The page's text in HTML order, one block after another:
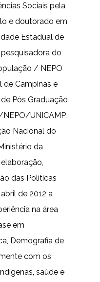
Sociais pela
e doutorado em
Estadual de
do
/ NEPO
de Campinas e
Pós Graduação
UNICAMP.
Nacional do
da
das Políticas
de 2012 a
na área
em
Demografia de
com os
saúde e